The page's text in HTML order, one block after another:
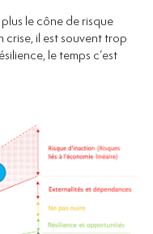
le cône de risque
crise, il est souvent trop
le temps c’est